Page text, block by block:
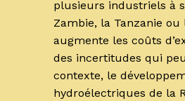
plusieurs industriels à
Zambie, la Tanzanie
augmente les coûts
des incertitudes qui
contexte, le
hydroélectriques de la